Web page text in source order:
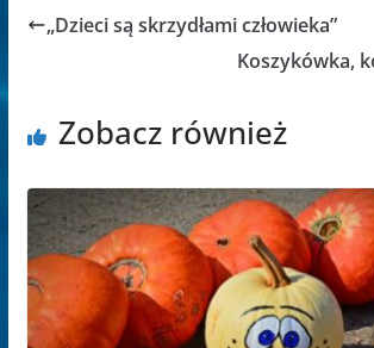
„Dzieci są skrzydłami człowieka”
Koszykówka,
Zobacz również